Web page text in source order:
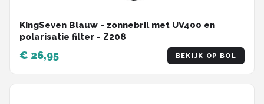
KingSeven Blauw - zonnebril met UV400 en
polarisatie filter - Z208
€ 26,95 BEKIJK OP BOL